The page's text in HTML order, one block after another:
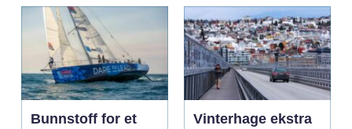
Bunnstoff for et
Vinterhage ekstra